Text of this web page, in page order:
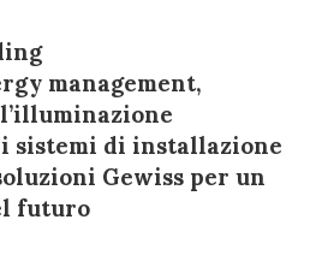
management,
sistemi di installazione
Gewiss per un
futuro